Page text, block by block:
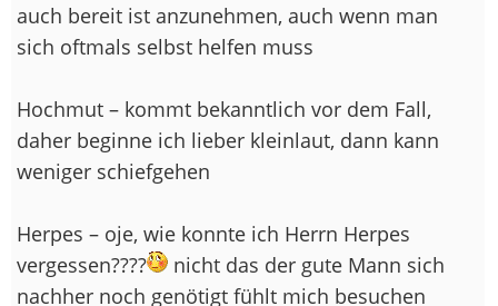
auch bereit ist anzunehmen, auch wenn man
sich oftmals selbst helfen muss
Hochmut – kommt bekanntlich vor dem Fall,
daher beginne ich lieber kleinlaut, dann kann
weniger schiefgehen
Herpes – oje, wie konnte ich Herrn Herpes
vergessen????
nicht das der gute Mann sich
nachher noch genötigt fühlt mich besuchen